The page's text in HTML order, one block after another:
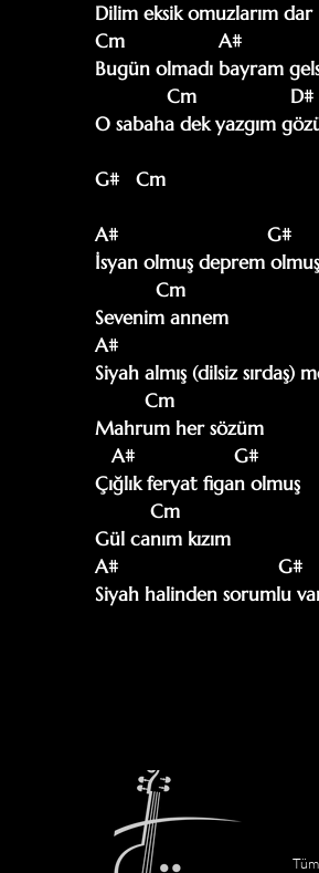
Dilim eksik omuzlarım dar
Cm                 A#
Bugün olmadı bayram
O sabaha dek yazgım
G#   Cm
A#
İsyan olmuş deprem
Sevenim annem
A#
Siyah almış (dilsiz sırdaş)
Mahrum her sözüm
   A#                  G#
Çığlık feryat figan olmuş
Gül canım kızım
A#                             G#
Siyah halinden sorumlu